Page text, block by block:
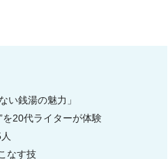
い銭湯の魅力」
を20代ライターが体験
なす技